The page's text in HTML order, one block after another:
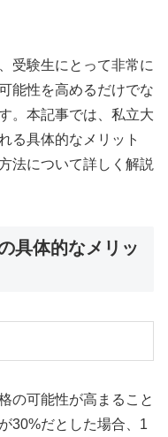
受験生にとって非常に
能性を高めるだけでな
。本記事では、私立大
る具体的なメリット
法について詳しく解説
具体的なメリッ
の可能性が高まること
30%だとした場合、1